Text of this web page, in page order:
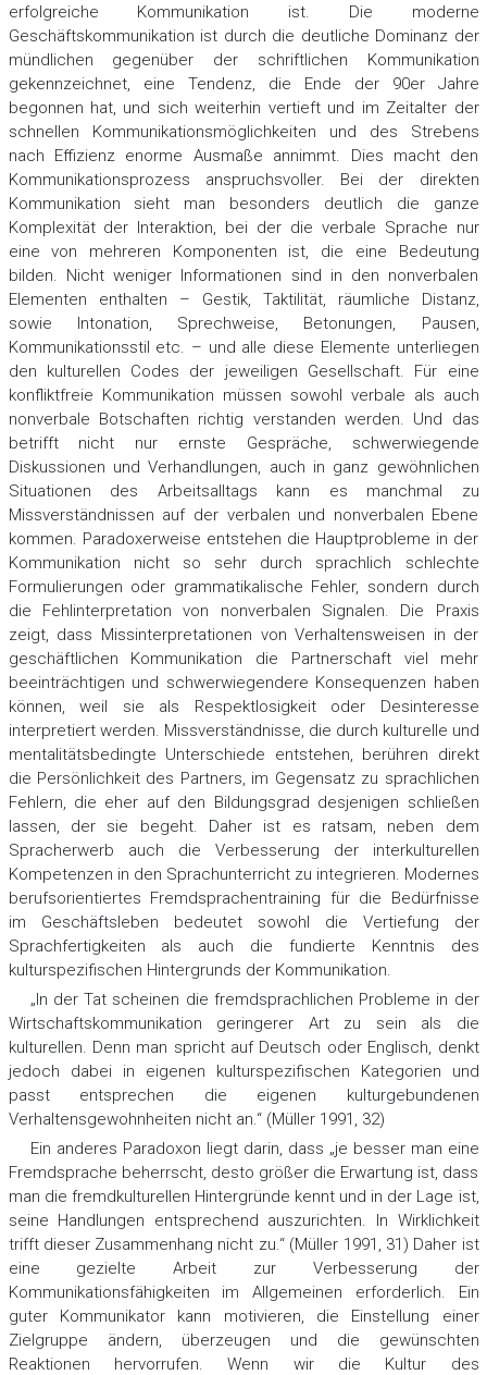
erfolgreiche Kommunikation ist. Die moderne
Geschäftskommunikation ist durch die deutliche Dominanz der
mündlichen gegenüber der schriftlichen Kommunikation
gekennzeichnet, eine Tendenz, die Ende der 90er Jahre
begonnen hat, und sich weiterhin vertieft und im Zeitalter der
schnellen Kommunikationsmöglichkeiten und des Strebens
nach Effizienz enorme Ausmaße annimmt. Dies macht den
Kommunikationsprozess anspruchsvoller. Bei der direkten
Kommunikation sieht man besonders deutlich die ganze
Komplexität der Interaktion, bei der die verbale Sprache nur
eine von mehreren Komponenten ist, die eine Bedeutung
bilden. Nicht weniger Informationen sind in den nonverbalen
Elementen enthalten – Gestik, Taktilität, räumliche Distanz,
sowie Intonation, Sprechweise, Betonungen, Pausen,
Kommunikationsstil etc. – und alle diese Elemente unterliegen
den kulturellen Codes der jeweiligen Gesellschaft. Für eine
konfliktfreie Kommunikation müssen sowohl verbale als auch
nonverbale Botschaften richtig verstanden werden. Und das
betrifft nicht nur ernste Gespräche, schwerwiegende
Diskussionen und Verhandlungen, auch in ganz gewöhnlichen
Situationen des Arbeitsalltags kann es manchmal zu
Missverständnissen auf der verbalen und nonverbalen Ebene
kommen. Paradoxerweise entstehen die Hauptprobleme in der
Kommunikation nicht so sehr durch sprachlich schlechte
Formulierungen oder grammatikalische Fehler, sondern durch
die Fehlinterpretation von nonverbalen Signalen. Die Praxis
zeigt, dass Missinterpretationen von Verhaltensweisen in der
geschäftlichen Kommunikation die Partnerschaft viel mehr
beeinträchtigen und schwerwiegendere Konsequenzen haben
können, weil sie als Respektlosigkeit oder Desinteresse
interpretiert werden. Missverständnisse, die durch kulturelle und
mentalitätsbedingte Unterschiede entstehen, berühren direkt
die Persönlichkeit des Partners, im Gegensatz zu sprachlichen
Fehlern, die eher auf den Bildungsgrad desjenigen schließen
lassen, der sie begeht. Daher ist es ratsam, neben dem
Spracherwerb auch die Verbesserung der interkulturellen
Kompetenzen in den Sprachunterricht zu integrieren. Modernes
berufsorientiertes Fremdsprachentraining für die Bedürfnisse
im Geschäftsleben bedeutet sowohl die Vertiefung der
Sprachfertigkeiten als auch die fundierte Kenntnis des
kulturspezifischen Hintergrunds der Kommunikation.
„In der Tat scheinen die fremdsprachlichen Probleme in der
Wirtschaftskommunikation geringerer Art zu sein als die
kulturellen. Denn man spricht auf Deutsch oder Englisch, denkt
jedoch dabei in eigenen kulturspezifischen Kategorien und
passt entsprechen die eigenen kulturgebundenen
Verhaltensgewohnheiten nicht an.“ (Müller 1991, 32)
Ein anderes Paradoxon liegt darin, dass „je besser man eine
Fremdsprache beherrscht, desto größer die Erwartung ist, dass
man die fremdkulturellen Hintergründe kennt und in der Lage ist,
seine Handlungen entsprechend auszurichten. In Wirklichkeit
trifft dieser Zusammenhang nicht zu.“ (Müller 1991, 31) Daher ist
eine gezielte Arbeit zur Verbesserung der
Kommunikationsfähigkeiten im Allgemeinen erforderlich. Ein
guter Kommunikator kann motivieren, die Einstellung einer
Zielgruppe ändern, überzeugen und die gewünschten
Reaktionen hervorrufen. Wenn wir die Kultur des